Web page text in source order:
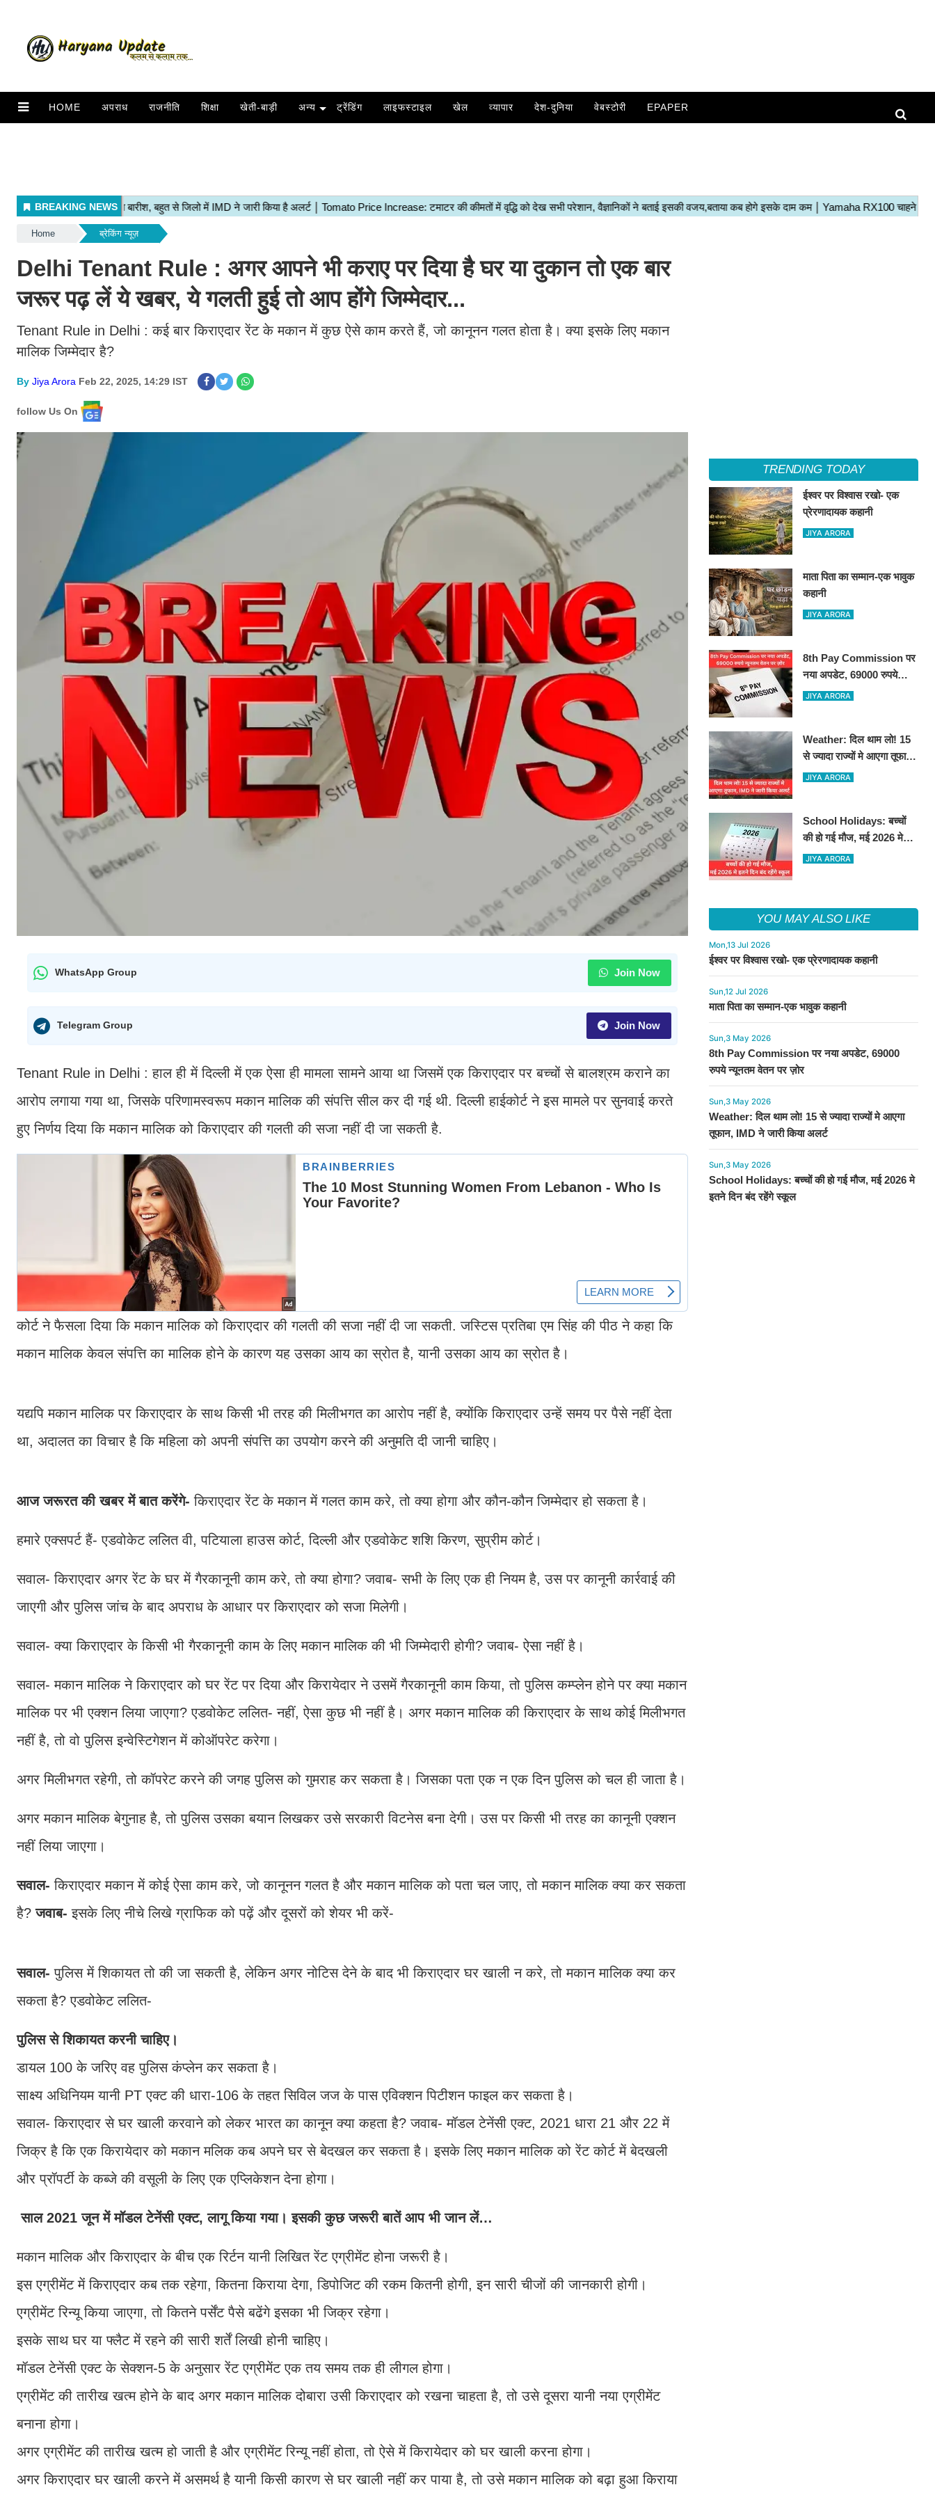
HOME अपराध राजनीति शिक्षा खेती-बाड़ी अन्य ट्रेंडिंग लाइफस्टाइल खेल व्यापार देश-दुनिया वेबस्टोरी EPAPER
Home ब्रेकिंग न्यूज़
Delhi Tenant Rule : अगर आपने भी कराए पर दिया है घर या दुकान तो एक बार
जरूर पढ़ लें ये खबर, ये गलती हुई तो आप होंगे जिम्मेदार...
Tenant Rule in Delhi : कई बार किराएदार रेंट के मकान में कुछ ऐसे काम करते हैं, जो कानूनन गलत होता है। क्या इसके लिए मकान
मालिक जिम्मेदार है?
By Jiya Arora Feb 22, 2025, 14:29 IST
follow Us On
WhatsApp Group Join Now
Telegram Group Join Now
Tenant Rule in Delhi :हाल ही में दिल्ली में एक ऐसा ही मामला सामने आया था जिसमें एक किराएदार पर बच्चों से बालश्रम कराने का
आरोप लगाया गया था, जिसके परिणामस्वरूप मकान मालिक की संपत्ति सील कर दी गई थी. दिल्ली हाईकोर्ट ने इस मामले पर सुनवाई करते
हुए निर्णय दिया कि मकान मालिक को किराएदार की गलती की सजा नहीं दी जा सकती है.
कोर्ट ने फैसला दिया कि मकान मालिक को किराएदार की गलती की सजा नहीं दी जा सकती. जस्टिस प्रतिबा एम सिंह की पीठ ने कहा कि
मकान मालिक केवल संपत्ति का मालिक होने के कारण यह उसका आय का स्रोत है, यानी उसका आय का स्रोत है।
यद्यपि मकान मालिक पर किराएदार के साथ किसी भी तरह की मिलीभगत का आरोप नहीं है, क्योंकि किराएदार उन्हें समय पर पैसे नहीं देता
था, अदालत का विचार है कि महिला को अपनी संपत्ति का उपयोग करने की अनुमति दी जानी चाहिए।
आज जरूरत की खबर में बात करेंगे-किराएदार रेंट के मकान में गलत काम करे, तो क्या होगा और कौन-कौन जिम्मेदार हो सकता है।
हमारे एक्सपर्ट हैं- एडवोकेट ललित वी, पटियाला हाउस कोर्ट, दिल्ली और एडवोकेट शशि किरण, सुप्रीम कोर्ट।
सवाल- किराएदार अगर रेंट के घर में गैरकानूनी काम करे, तो क्या होगा? जवाब- सभी के लिए एक ही नियम है, उस पर कानूनी कार्रवाई की
जाएगी और पुलिस जांच के बाद अपराध के आधार पर किराएदार को सजा मिलेगी।
सवाल- क्या किराएदार के किसी भी गैरकानूनी काम के लिए मकान मालिक की भी जिम्मेदारी होगी? जवाब- ऐसा नहीं है।
सवाल- मकान मालिक ने किराएदार को घर रेंट पर दिया और किरायेदार ने उसमें गैरकानूनी काम किया, तो पुलिस कम्प्लेन होने पर क्या मकान
मालिक पर भी एक्शन लिया जाएगा? एडवोकेट ललित- नहीं, ऐसा कुछ भी नहीं है। अगर मकान मालिक की किराएदार के साथ कोई मिलीभगत
नहीं है, तो वो पुलिस इन्वेस्टिगेशन में कोऑपरेट करेगा।
अगर मिलीभगत रहेगी, तो कॉपरेट करने की जगह पुलिस को गुमराह कर सकता है। जिसका पता एक न एक दिन पुलिस को चल ही जाता है।
अगर मकान मालिक बेगुनाह है, तो पुलिस उसका बयान लिखकर उसे सरकारी विटनेस बना देगी। उस पर किसी भी तरह का कानूनी एक्शन
नहीं लिया जाएगा।
सवाल- किराएदार मकान में कोई ऐसा काम करे, जो कानूनन गलत है और मकान मालिक को पता चल जाए, तो मकान मालिक क्या कर सकता
है?जवाब- इसके लिए नीचे लिखे ग्राफिक को पढ़ें और दूसरों को शेयर भी करें-
सवाल-पुलिस में शिकायत तो की जा सकती है, लेकिन अगर नोटिस देने के बाद भी किराएदार घर खाली न करे, तो मकान मालिक क्या कर
सकता है? एडवोकेट ललित-
पुलिस से शिकायत करनी चाहिए।
डायल 100 के जरिए वह पुलिस कंप्लेन कर सकता है।
साक्ष्य अधिनियम यानी PT एक्ट की धारा-106 के तहत सिविल जज के पास एविक्शन पिटीशन फाइल कर सकता है।
सवाल- किराएदार से घर खाली करवाने को लेकर भारत का कानून क्या कहता है? जवाब- मॉडल टेनेंसी एक्ट, 2021 धारा 21 और 22 में
जिक्र है कि एक किरायेदार को मकान मलिक कब अपने घर से बेदखल कर सकता है। इसके लिए मकान मालिक को रेंट कोर्ट में बेदखली
और प्रॉपर्टी के कब्जे की वसूली के लिए एक एप्लिकेशन देना होगा।
साल 2021 जून में मॉडल टेनेंसी एक्ट, लागू किया गया। इसकी कुछ जरूरी बातें आप भी जान लें…
मकान मालिक और किराएदार के बीच एक रिर्टन यानी लिखित रेंट एग्रीमेंट होना जरूरी है।
इस एग्रीमेंट में किराएदार कब तक रहेगा, कितना किराया देगा, डिपोजिट की रकम कितनी होगी, इन सारी चीजों की जानकारी होगी।
एग्रीमेंट रिन्यू किया जाएगा, तो कितने पर्सेंट पैसे बढेंगे इसका भी जिक्र रहेगा।
इसके साथ घर या फ्लैट में रहने की सारी शर्तें लिखी होनी चाहिए।
मॉडल टेनेंसी एक्ट के सेक्शन-5 के अनुसार रेंट एग्रीमेंट एक तय समय तक ही लीगल होगा।
एग्रीमेंट की तारीख खत्म होने के बाद अगर मकान मालिक दोबारा उसी किराएदार को रखना चाहता है, तो उसे दूसरा यानी नया एग्रीमेंट
बनाना होगा।
अगर एग्रीमेंट की तारीख खत्म हो जाती है और एग्रीमेंट रिन्यू नहीं होता, तो ऐसे में किरायेदार को घर खाली करना होगा।
अगर किराएदार घर खाली करने में असमर्थ है यानी किसी कारण से घर खाली नहीं कर पाया है, तो उसे मकान मालिक को बढ़ा हुआ किराया
TRENDING TODAY
ईश्वर पर विश्वास रखो- एक
प्रेरणादायक कहानी
JIYA ARORA
माता पिता का सम्मान-एक भावुक
कहानी
JIYA ARORA
8th Pay Commission पर
नया अपडेट, 69000 रुपये
न्यूनतम वेतन पर ज़ोर
JIYA ARORA
Weather: दिल थाम लो! 15
से ज्यादा राज्यों मे आएगा तूफान,
IMD ने जारी किया अलर्ट
JIYA ARORA
School Holidays: बच्चों
की हो गई मौज, मई 2026 मे
इतने दिन बंद रहेंगे स्कूल
JIYA ARORA
YOU MAY ALSO LIKE
Mon,13 Jul 2026
ईश्वर पर विश्वास रखो- एक प्रेरणादायक कहानी
Sun,12 Jul 2026
माता पिता का सम्मान-एक भावुक कहानी
Sun,3 May 2026
8th Pay Commission पर नया अपडेट, 69000
रुपये न्यूनतम वेतन पर ज़ोर
Sun,3 May 2026
Weather: दिल थाम लो! 15 से ज्यादा राज्यों मे आएगा
तूफान, IMD ने जारी किया अलर्ट
Sun,3 May 2026
School Holidays: बच्चों की हो गई मौज, मई 2026 मे
इतने दिन बंद रहेंगे स्कूल